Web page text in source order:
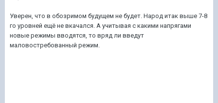
Уверен, что в обозримом будущем не будет. Народ итак выше 7-8
го уровней ещё не вкачался. А учитывая с какими напрягами
новые режимы вводятся, то вряд ли введут
маловостребованный режим.